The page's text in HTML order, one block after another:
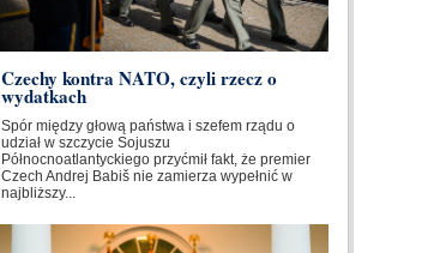
Czechy kontra NATO, czyli rzecz o
wydatkach
Spór między głową państwa i szefem rządu o
udział w szczycie Sojuszu
Północnoatlantyckiego przyćmił fakt, że premier
Czech Andrej Babiš nie zamierza wypełnić w
najbliższy...